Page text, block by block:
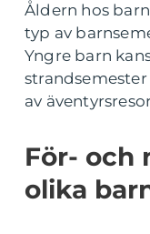
Åldern hos
typ av
Yngre barn
av
För- och
olika